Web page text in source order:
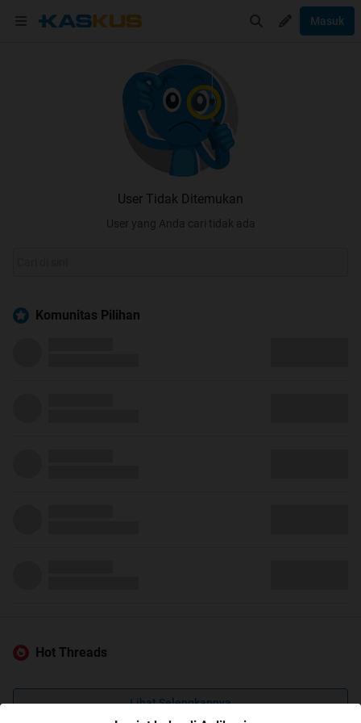
Masuk
User Tidak Ditemukan
User yang Anda cari tidak ada
Komunitas Pilihan
Hot Threads
Lihat Selengkapnya